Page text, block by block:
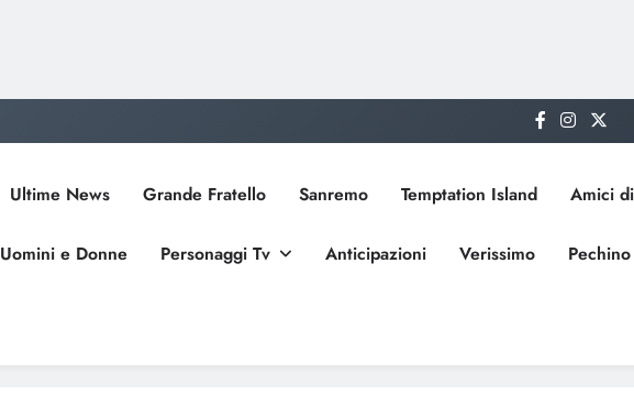
Ultime News Grande Fratello Sanremo Temptation Island Amici
Uomini e Donne Personaggi Tv Anticipazioni Verissimo